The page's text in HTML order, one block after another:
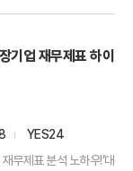
기업 재무제표 하이
YES24
무제표 분석 노하우!’대